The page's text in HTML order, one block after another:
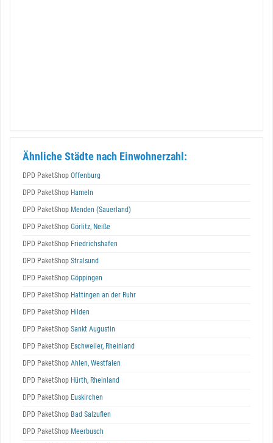
Ähnliche Städte nach Einwohnerzahl:
DPD PaketShop Offenburg
DPD PaketShop Hameln
DPD PaketShop Menden (Sauerland)
DPD PaketShop Görlitz, Neiße
DPD PaketShop Friedrichshafen
DPD PaketShop Stralsund
DPD PaketShop Göppingen
DPD PaketShop Hattingen an der Ruhr
DPD PaketShop Hilden
DPD PaketShop Sankt Augustin
DPD PaketShop Eschweiler, Rheinland
DPD PaketShop Ahlen, Westfalen
DPD PaketShop Hürth, Rheinland
DPD PaketShop Euskirchen
DPD PaketShop Bad Salzuflen
DPD PaketShop Meerbusch